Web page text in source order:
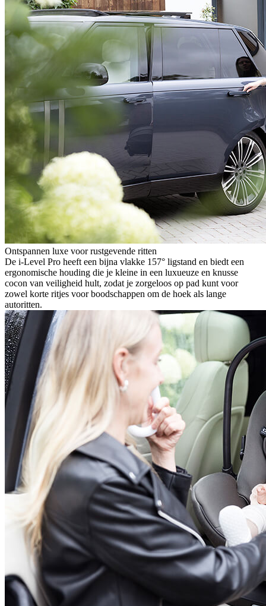
Ontspannen luxe voor rustgevende ritten
De i-Level Pro heeft een bijna vlakke 157° ligstand en biedt een
ergonomische houding die je kleine in een luxueuze en knusse
cocon van veiligheid hult, zodat je zorgeloos op pad kunt voor
zowel korte ritjes voor boodschappen om de hoek als lange
autoritten.